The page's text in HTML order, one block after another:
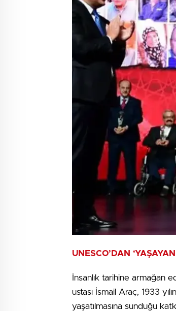
UNESCO’DAN
İnsanlık tarihine armağan
ustası İsmail Araç, 1933
yaşatılmasına sunduğu